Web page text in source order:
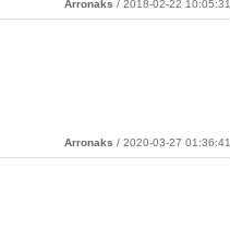
Arronaks / 2018-02-22 10:05:31
Arronaks / 2020-03-27 01:36:41